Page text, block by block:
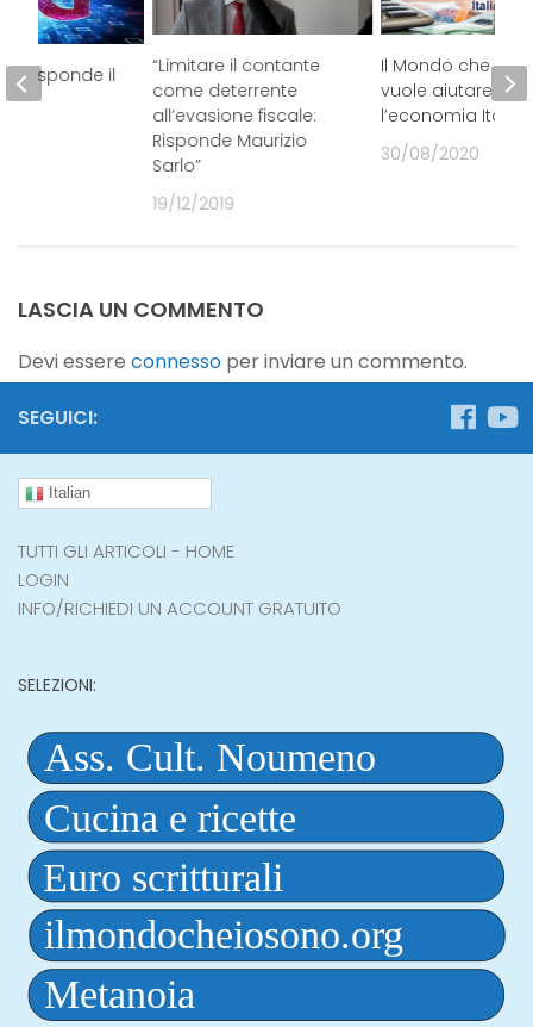
“Limitare il contante
come deterrente
all’evasione fiscale:
Risponde Maurizio
Sarlo”
19/12/2019
Il Mondo che io
vuole aiutare
l’economia
30/08/2020
risponde il
LASCIA UN COMMENTO
Devi essere connesso per inviare un commento.
SEGUICI:
Italian
TUTTI GLI ARTICOLI - HOME
LOGIN
INFO/RICHIEDI UN ACCOUNT GRATUITO
SELEZIONI: